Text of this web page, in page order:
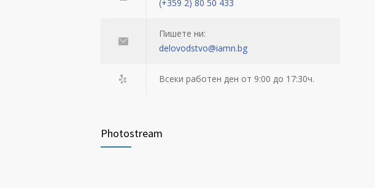
(+359 2) 80 50 433
Пишете ни:
delovodstvo@iamn.bg
Всеки работен ден от 9:00 до 17:30ч.
Photostream